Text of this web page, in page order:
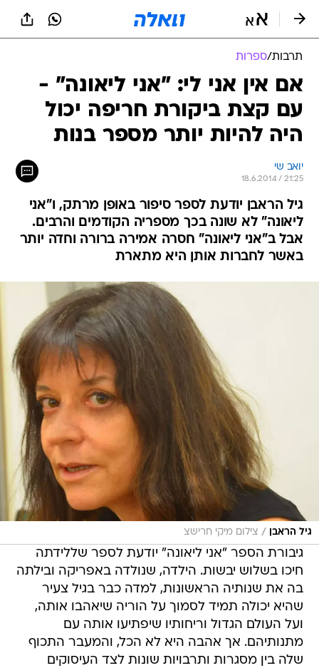
תרבות/ספרות
אם אין אני לי: "אני ליאונה" -
עם קצת ביקורת חריפה יכול
היה להיות יותר מספר בנות
יואב שי
18.6.2014 / 21:25
גיל הראבן יודעת לספר סיפור באופן מרתק, ו"אני
ליאונה" לא שונה בכך מספריה הקודמים והרבים.
אבל ב"אני ליאונה" חסרה אמירה ברורה וחדה יותר
באשר לחברות אותן היא מתארת
גיל הראבן / צילום מיקי חרישצ
גיבורת הספר "אני ליאונה" יודעת לספר שללידתה
חיכו בשלוש יבשות. הילדה, שנולדה באפריקה ובילתה
בה את שנותיה הראשונות, למדה כבר בגיל צעיר
שהיא יכולה תמיד לסמוך על הוריה שיאהבו אותה,
ועל העולם הגדול וריחותיו שיפתיעו אותה עם
מתנותיהם. אך אהבה היא לא הכל, והמעבר התכוף
שלה בין מסגרות ותרבויות שונות לצד העיסוקים